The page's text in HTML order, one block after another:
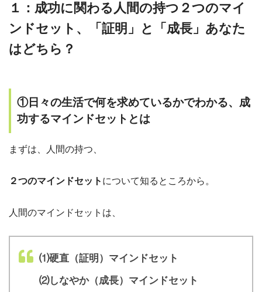
１：成功に関わる人間の持つ２つのマイ
ンドセット、「証明」と「成長」あなた
はどちら？
①日々の生活で何を求めているかでわかる、成
功するマインドセットとは
まずは、人間の持つ、
２つのマインドセット について知るところから。
人間のマインドセットは、
⑴硬直（証明）マインドセット
⑵しなやか（成長）マインドセット